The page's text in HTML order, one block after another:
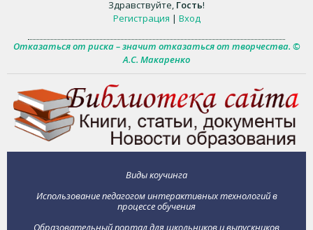
Здравствуйте, Гость!
Регистрация | Вход
Отказаться от риска – значит отказаться от творчества. ©
А.С. Макаренко
Виды коучинга
Использование педагогом интерактивных технологий в
процессе обучения